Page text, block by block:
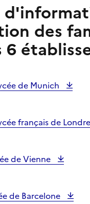
des
6
de Munich
français de
de Vienne
de Barcelone